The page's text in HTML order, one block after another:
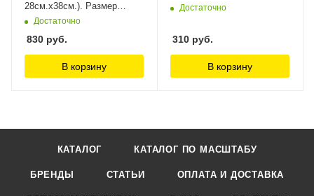
28см.х38см.). Размер
одной плитки 5 мм.
Достаточно
830 руб.
В корзину
Достаточно
310 руб.
В корзину
КАТАЛОГ КАТАЛОГ ПО МАСШТАБУ
БРЕНДЫ СТАТЬИ ОПЛАТА И ДОСТАВКА